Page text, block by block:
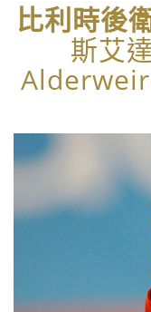
比利時後
斯艾